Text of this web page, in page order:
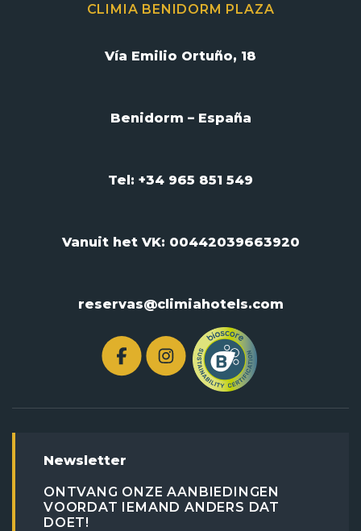
CLIMIA BENIDORM PLAZA
Vía Emilio Ortuño, 18
Benidorm – España
Tel: +34 965 851 549
Vanuit het VK: 00442039663920
reservas@climiahotels.com
Newsletter
ONTVANG ONZE AANBIEDINGEN
VOORDAT IEMAND ANDERS DAT
DOET!